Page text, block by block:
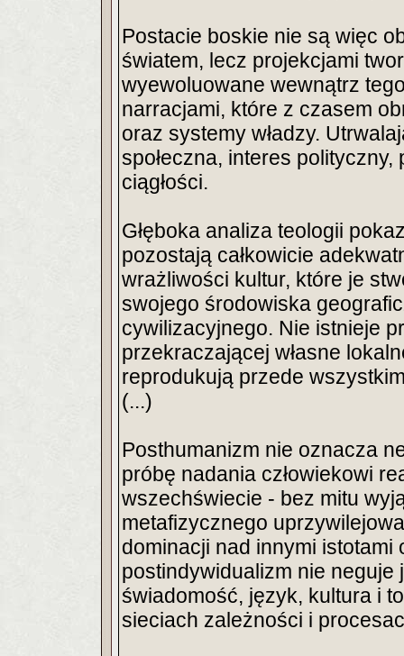
Postacie boskie nie są więc
światem, lecz projekcjami
wyewoluowane wewnątrz
narracjami, które z czasem
oraz systemy władzy.
społeczna, interes
ciągłości.
Głęboka analiza teologii
pozostają całkowicie
wrażliwości kultur, które je
swojego środowiska
cywilizacyjnego. Nie istnieje
przekraczającej własne
reprodukują przede
(...)
Posthumanizm nie oznacza
próbę nadania człowiekowi
wszechświecie - bez mitu
metafizycznego
dominacji nad innymi
postindywidualizm nie
świadomość, język, kultura i
sieciach zależności i